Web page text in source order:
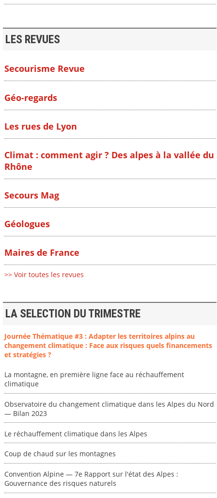
LES REVUES
Secourisme Revue
Géo-regards
Les rues de Lyon
Climat : comment agir ? Des alpes à la vallée du
Rhône
Secours Mag
Géologues
Maires de France
>> Voir toutes les revues
LA SELECTION DU TRIMESTRE
Journée Thématique #3 : Adapter les territoires alpins au
changement climatique : Face aux risques quels financements
et stratégies ?
La montagne, en première ligne face au réchauffement
climatique
Observatoire du changement climatique dans les Alpes du Nord
— Bilan 2023
Le réchauffement climatique dans les Alpes
Coup de chaud sur les montagnes
Convention Alpine — 7e Rapport sur l'état des Alpes :
Gouvernance des risques naturels